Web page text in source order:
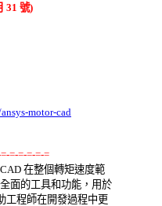
31 號)
motor-cad
=-=-=-=-=
在整個轉矩速度範
面的工具和功能，用於
工程師在開發過程中更